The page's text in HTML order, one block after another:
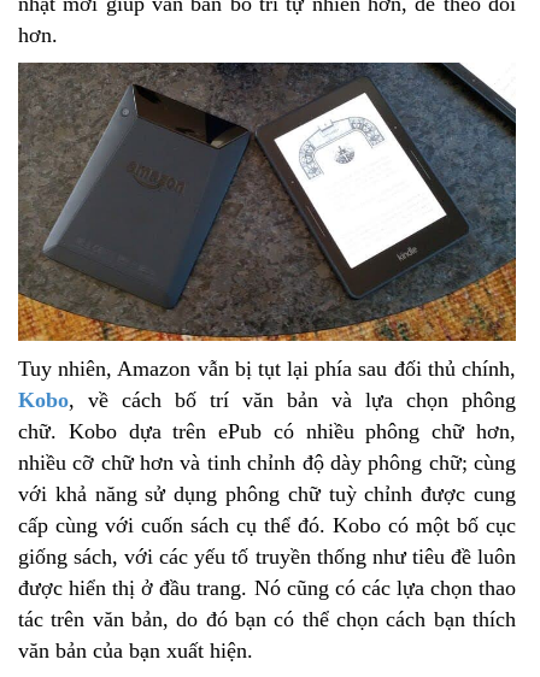
hơn.
Tuy nhiên, Amazon vẫn bị tụt lại phía sau đối thủ chính,
Kobo, về cách bố trí văn bản và lựa chọn phông
chữ. Kobo dựa trên ePub có nhiều phông chữ hơn,
nhiều cỡ chữ hơn và tinh chỉnh độ dày phông chữ; cùng
với khả năng sử dụng phông chữ tuỳ chỉnh được cung
cấp cùng với cuốn sách cụ thể đó. Kobo có một bố cục
giống sách, với các yếu tố truyền thống như tiêu đề luôn
được hiển thị ở đầu trang. Nó cũng có các lựa chọn thao
tác trên văn bản, do đó bạn có thể chọn cách bạn thích
văn bản của bạn xuất hiện.